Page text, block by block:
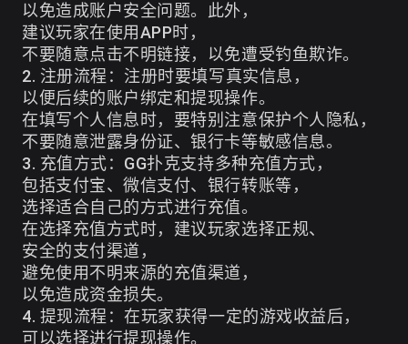
以免造成账户安全问题。此外，
建议玩家在使用APP时，
不要随意点击不明链接，以免遭受钓鱼欺诈。
2. 注册流程：注册时要填写真实信息，
以便后续的账户绑定和提现操作。
在填写个人信息时，要特别注意保护个人隐私，
不要随意泄露身份证、银行卡等敏感信息。
3. 充值方式：GG扑克支持多种充值方式，
包括支付宝、微信支付、银行转账等，
选择适合自己的方式进行充值。
在选择充值方式时，建议玩家选择正规、
安全的支付渠道，
避免使用不明来源的充值渠道，
以免造成资金损失。
4. 提现流程：在玩家获得一定的游戏收益后，
可以选择进行提现操作。